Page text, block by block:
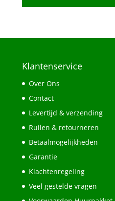
Klantenservice
Over Ons
Contact
Levertijd & verzending
Ruilen & retourneren
Betaalmogelijkheden
Garantie
Klachtenregeling
Veel gestelde vragen